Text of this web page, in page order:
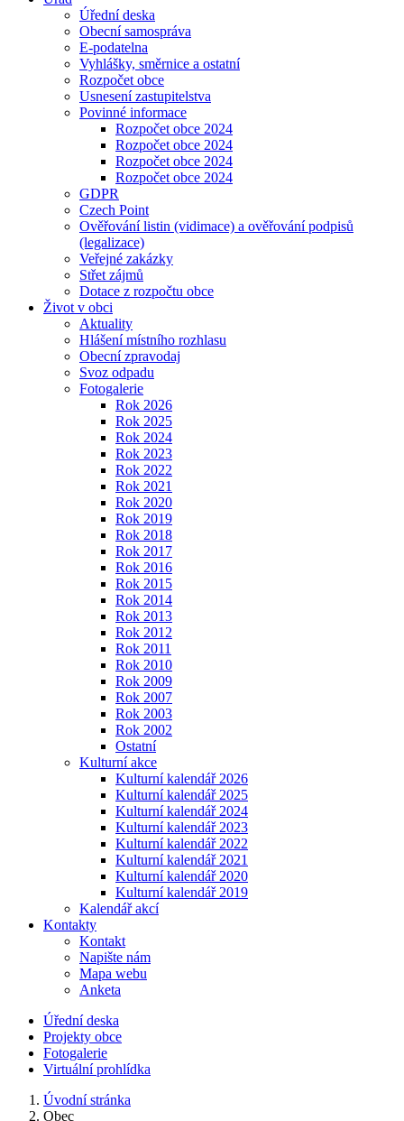
Úřední deska
Obecní samospráva
E-podatelna
Vyhlášky, směrnice a ostatní
Rozpočet obce
Usnesení zastupitelstva
Povinné informace
Rozpočet obce 2024
Rozpočet obce 2024
Rozpočet obce 2024
Rozpočet obce 2024
GDPR
Czech Point
Ověřování listin (vidimace) a ověřování podpisů
(legalizace)
Veřejné zakázky
Střet zájmů
Dotace z rozpočtu obce
Život v obci
Aktuality
Hlášení místního rozhlasu
Obecní zpravodaj
Svoz odpadu
Fotogalerie
Rok 2026
Rok 2025
Rok 2024
Rok 2023
Rok 2022
Rok 2021
Rok 2020
Rok 2019
Rok 2018
Rok 2017
Rok 2016
Rok 2015
Rok 2014
Rok 2013
Rok 2012
Rok 2011
Rok 2010
Rok 2009
Rok 2007
Rok 2003
Rok 2002
Ostatní
Kulturní akce
Kulturní kalendář 2026
Kulturní kalendář 2025
Kulturní kalendář 2024
Kulturní kalendář 2023
Kulturní kalendář 2022
Kulturní kalendář 2021
Kulturní kalendář 2020
Kulturní kalendář 2019
Kalendář akcí
Kontakty
Kontakt
Napište nám
Mapa webu
Anketa
Úřední deska
Projekty obce
Fotogalerie
Virtuální prohlídka
Úvodní stránka
Obec